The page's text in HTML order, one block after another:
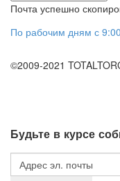
Почта успешно
По рабочим дням с
©2009-2021
Будьте в курсе